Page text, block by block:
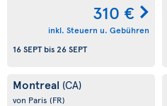
310 €
inkl. Steuern u. Gebühren
16 SEPTbis26 SEPT
Montreal (CA)
von Paris (FR)